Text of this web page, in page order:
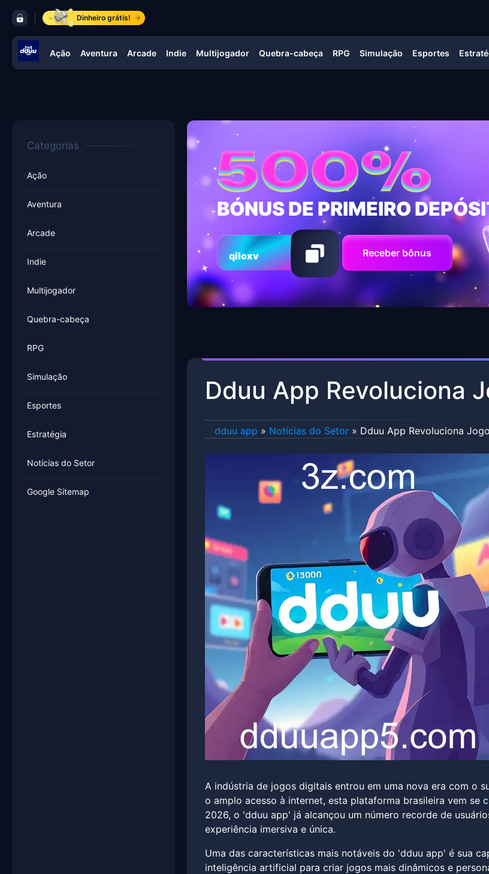
barra de controles dduu app
Dinheiro grátis!
navegação dduu app
Ação Aventura Arcade Indie Multijogador Quebra-cabeça RPG Simulação Esportes
Categorias
Ação
Aventura
Arcade
Indie
Multijogador
Quebra-cabeça
RPG
Simulação
Esportes
Estratégia
Notícias do Setor
Google Sitemap
BÓNUS DE PRIMEIRO
qiloxv Receber bônus
Dduu App Revoluciona
dduu app » Notícias do Setor » Dduu App Revoluciona
A indústria de jogos digitais entrou em uma nova era com o
o amplo acesso à internet, esta plataforma brasileira vem
2026, o 'dduu app' já alcançou um número recorde de
experiência imersiva e única.
Uma das características mais notáveis do 'dduu app' é sua
inteligência artificial para criar jogos mais dinâmicos e